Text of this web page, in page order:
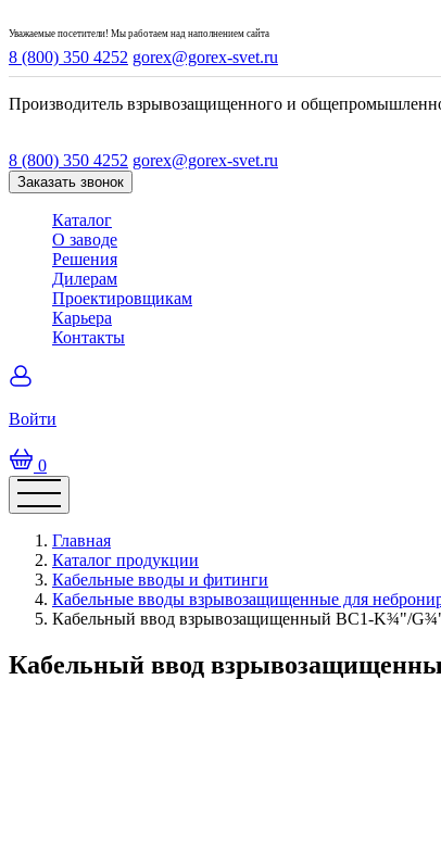
Уважаемые посетители! Мы работаем над наполнением сайта
8 (800) 350 4252 gorex@gorex-svet.ru
Производитель взрывозащищенного и
8 (800) 350 4252 gorex@gorex-svet.ru
Заказать звонок
Каталог
О заводе
Решения
Дилерам
Проектировщикам
Карьера
Контакты
Войти
0
Главная
Каталог продукции
Кабельные вводы и фитинги
Кабельные вводы взрывозащищенные для
Кабельный ввод взрывозащищенный ВС1-K¾"/
Кабельный ввод